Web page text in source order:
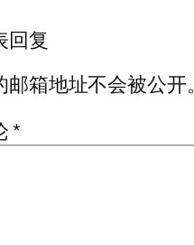
回复
邮箱地址不会被公开。
*